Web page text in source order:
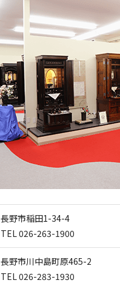
長野市稲田1-34-4
TEL 026-263-1900
長野市川中島町原465-2
TEL 026-283-1930